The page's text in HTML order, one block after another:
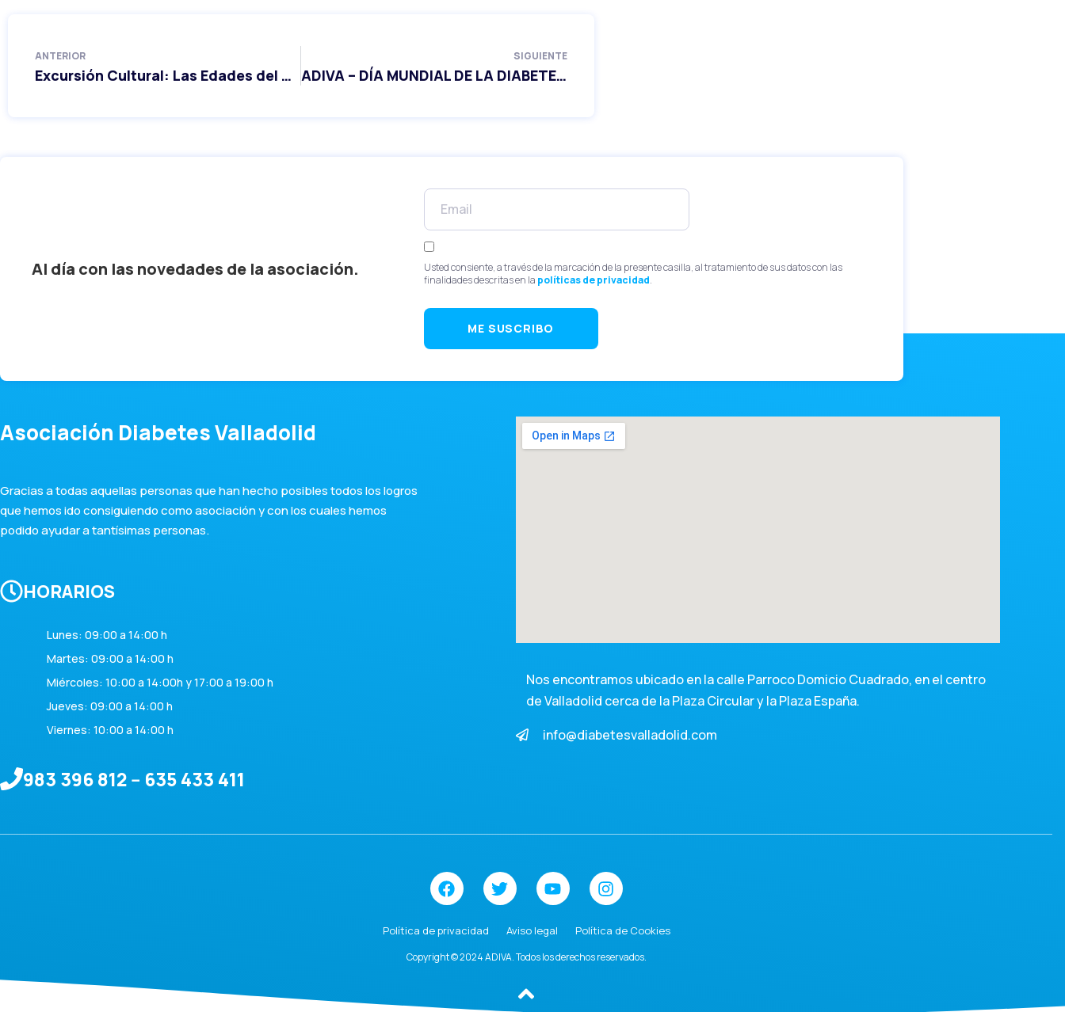
ANTERIOR
Excursión Cultural: Las Edades del Hombre y Toro
SIGUIENTE
ADIVA – DÍA MUNDIAL DE LA DIABETES 2025 VÍDEO
Al día con las novedades de la asociación.
Usted consiente, a través de la marcación de la presente casilla, al tratamiento de sus datos con las
finalidades descritas en la políticas de privacidad.
ME SUSCRIBO
Asociación Diabetes Valladolid
Gracias a todas aquellas personas que han hecho posibles todos los logros
que hemos ido consiguiendo como asociación y con los cuales hemos
podido ayudar a tantísimas personas.
HORARIOS
Lunes: 09:00 a 14:00 h
Martes: 09:00 a 14:00 h
Miércoles: 10:00 a 14:00h y 17:00 a 19:00 h
Jueves: 09:00 a 14:00 h
Viernes: 10:00 a 14:00 h
983 396 812 -- 635 433 411
Nos encontramos ubicado en la calle Parroco Domicio Cuadrado, en el centro
de Valladolid cerca de la Plaza Circular y la Plaza España.
info@diabetesvalladolid.com
Política de privacidad Aviso legal Política de Cookies
Copyright © 2024 ADIVA. Todos los derechos reservados.